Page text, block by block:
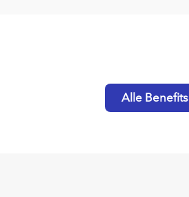
Alle Benefits